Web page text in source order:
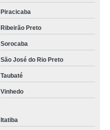
Piracicaba
Ribeirão Preto
Sorocaba
São José do Rio Preto
Taubaté
Vinhedo
Itatiba